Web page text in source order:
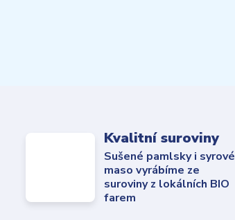
Kvalitní suroviny
Sušené pamlsky i syrové
maso vyrábíme ze
suroviny z lokálních BIO
farem